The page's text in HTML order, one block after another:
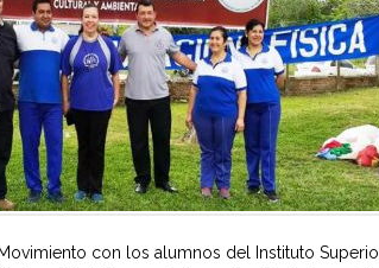
con los alumnos del Instituto